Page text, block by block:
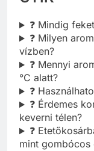
❓ Mindig
❓ Milyen
vízben?
❓ Mennyi
°C alatt?
❓
❓ Érdemes
keverni télen?
❓
mint gombócos